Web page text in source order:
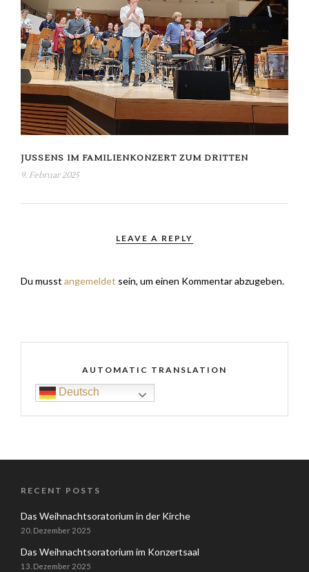
JUSSENS IM FAMILIENKONZERT ZUM DRITTEN
9. Februar 2025
LEAVE A REPLY
Du musst angemeldet sein, um einen Kommentar abzugeben.
AUTOMATIC TRANSLATION
Deutsch
RECENT POSTS
Das Weihnachtsoratorium in der Kirche
20. Dezember 2025
Das Weihnachtsoratorium im Konzertsaal
13. Dezember 2025